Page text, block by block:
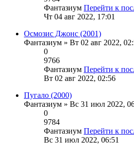
Фантазиум Перейти к
Чт 04 авг 2022, 17:01
Осмозис Джонс (2001)
Фантазиум » Вт 02 авг 2022,
0
9766
Фантазиум Перейти к
Вт 02 авг 2022, 02:56
Пугало (2000)
Фантазиум » Вс 31 июл 2022,
0
9784
Фантазиум Перейти к
Вс 31 июл 2022, 06:51